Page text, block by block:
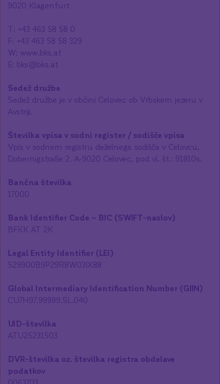
9020 Klagenfurt
T: +43 463 58 58 0
F: +43 463 58 58 329
W: www.bks.at
E: bks@bks.at
Sedež družbe
Sedež družbe je v občini Celovec ob Vrbskem jezeru v
Številka vpisa v sodni register / sodišče vpisa
Vpis v sodnem registru deželnega sodišča v Celovcu,
Dobernigstraße 2, A-9020 Celovec, pod vl. št.: 91810s.
Bančna številka
BFKK AT 2K
Legal Entity Identifier (LEI)
529900B9P29R8W03IX88
Global Intermediary Identification Number (GIIN)
DVR-številka oz. številka registra obdelave
podatkov